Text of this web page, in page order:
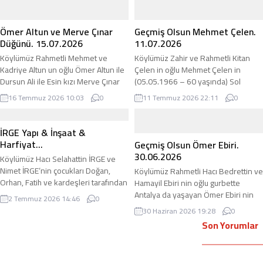
günlerine ortak olmak, sevinçlerini
paylaşmak için gittiğimiz düğünler;
sırf bu çağ dışı adet yüzünden
gecenin sonuna doğru koca bir
eziyete dönüşüyor. Sırf “desinler”...
tarihinde rahatsızlanmış ve Bölge
Hastanesi yoğun bakım servisinde
yatıyordu. 22.07.2026 tarihinde
maalesef vefat ettiğini öğrendik.
adirli.com olarak Merhuma Allahtan
rahmet, acılı...
Ömer Altun ve Merve Çınar
Düğünü. 15.07.2026
Köylümüz Rahmetli Mehmet ve
Kadriye Altun un oğlu Ömer Altun ile
Dursun Ali ile Esin kızı Merve Çınar
15.07.2026 tarihinde yapılan düğün
töreni ile evlenmişlerdir. adirli.com
genç kardeşlerimize ömür boyu
mutlu bir yuva diliyoruz.
16 Temmuz 2026 10:03 0
Geçmiş Olsun Mehmet Çelen.
11.07.2026
Köylümüz Zahir ve Rahmetli Kitan
Çelen in oğlu Mehmet Çelen in
(05.05.1966 – 60 yaşında) Sol
Akciğerinde Kitle tespit edilmis ve
İstanbul Bezmialem Üniversitesinde
Maalesef Bölge Hastanesi’ne
09.07.2026 tarihinde yatırıldığını ve
entübe olduğunu öğrendik.
adirli.com olarak geçmiş olsun diyor,
acil...
11 Temmuz 2026 22:11 0
İRGE Yapı & İnşaat &
Harfiyat…
Köylümüz Hacı Selahattin İRGE ve
Nimet İRGE‘nin çocukları Doğan,
Orhan, Fatih ve kardeşleri tarafından
işletilen İRGE Yapı & İnşaat &
Hafriyat, kurulduğu günden bu yana
2 Temmuz 2026 14:46 0
Geçmiş Olsun Ömer Ebiri.
30.06.2026
Köylümüz Rahmetli Hacı Bedrettin ve
Hamayil Ebiri nin oğlu gurbette
Antalya da yaşayan Ömer Ebiri nin
30.06.3026 tarihinde Anjio olduğunu
öğrendik. adirli.com olarak
kendisine geçmiş olsun diyor, acil
şifalar diliyoruz. Ümit Ebiri: 0544 415
30 Haziran 2026 19:28 0
Son Yorumlar